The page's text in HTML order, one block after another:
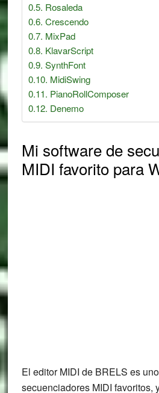
Rosaleda
Crescendo
MixPad
KlavarScript
SynthFont
MidiSwing
PianoRollComposer
Denemo
Mi software de
MIDI favorito para
El editor MIDI de BRELS es
secuenciadores MIDI favoritos,